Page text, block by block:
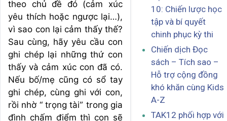
theo chủ đề đó (cảm xúc
yêu thích hoặc ngược lại…),
vì sao con lại cảm thấy thế?
Sau cùng, hãy yêu cầu con
ghi chép lại những thứ con
thấy và cảm xúc con đã có.
Nếu bố/mẹ cũng có sổ tay
ghi chép, cùng ghi với con,
rồi nhờ “ trọng tài” trong gia
đình chấm điểm thì con sẽ
10: Chiến lược học
tập và bí quyết
chinh phục kỳ thi
Chiến dịch Đọc
sách – Tích sao –
Hỗ trợ cộng đồng
khó khăn cùng Kids
A-Z
TAK12 phối hợp với